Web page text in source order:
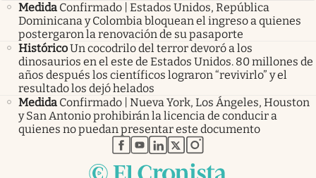
Medida Confirmado | Estados Unidos, República
Dominicana y Colombia bloquean el ingreso a quienes
postergaron la renovación de su pasaporte
HistóricoUn cocodrilo del terror devoró a los
dinosaurios en el este de Estados Unidos. 80 millones de
años después los científicos lograron “revivirlo” y el
resultado los dejó helados
Medida Confirmado | Nueva York, Los Ángeles, Houston
y San Antonio prohibirán la licencia de conducir a
quienes no puedan presentar este documento
abre en nueva pestaña
abre en nueva pestaña
abre en nueva pestaña
abre en nueva pestaña
abre en nueva pestaña